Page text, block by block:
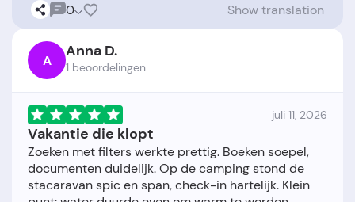
0 Show translation
A Anna D.
1 beoordelingen
juli 11, 2026
Vakantie die klopt
Zoeken met filters werkte prettig. Boeken soepel,
documenten duidelijk. Op de camping stond de
stacaravan spic en span, check-in hartelijk. Klein